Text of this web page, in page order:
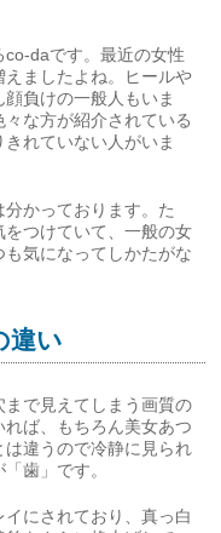
daです。最近の女性
ましたよね。ヒールや
負けの一般人もいま
な方が紹介されている
れていない人がいま
かっております。た
つけていて、一般の女
気になってしかたがな
違い
で見えてしまう画質の
ば、もちろん美女あつ
違うので冷静に見られ
歯」です。
にされており、真っ白